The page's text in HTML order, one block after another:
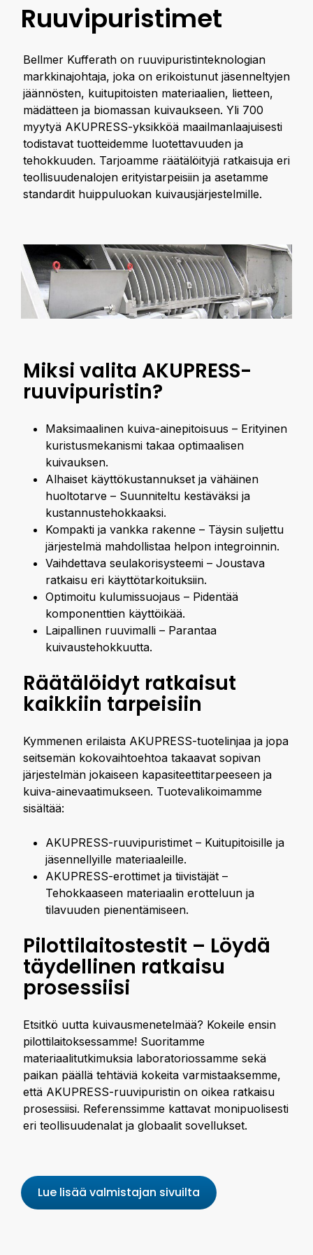
Ruuvipuristimet
Bellmer Kufferath on ruuvipuristinteknologian
markkinajohtaja, joka on erikoistunut jäsenneltyjen
jäännösten, kuitupitoisten materiaalien, lietteen,
mädätteen ja biomassan kuivaukseen. Yli 700
myytyä AKUPRESS-yksikköä maailmanlaajuisesti
todistavat tuotteidemme luotettavuuden ja
tehokkuuden. Tarjoamme räätälöityjä ratkaisuja eri
teollisuudenalojen erityistarpeisiin ja asetamme
standardit huippuluokan kuivausjärjestelmille.
Miksi valita AKUPRESS-
ruuvipuristin?
Maksimaalinen kuiva-ainepitoisuus – Erityinen
kuristusmekanismi takaa optimaalisen
kuivauksen.
Alhaiset käyttökustannukset ja vähäinen
huoltotarve – Suunniteltu kestäväksi ja
kustannustehokkaaksi.
Kompakti ja vankka rakenne – Täysin suljettu
järjestelmä mahdollistaa helpon integroinnin.
Vaihdettava seulakorisysteemi – Joustava
ratkaisu eri käyttötarkoituksiin.
Optimoitu kulumissuojaus – Pidentää
komponenttien käyttöikää.
Laipallinen ruuvimalli – Parantaa
kuivaustehokkuutta.
Räätälöidyt ratkaisut
kaikkiin tarpeisiin
Kymmenen erilaista AKUPRESS-tuotelinjaa ja jopa
seitsemän kokovaihtoehtoa takaavat sopivan
järjestelmän jokaiseen kapasiteettitarpeeseen ja
kuiva-ainevaatimukseen. Tuotevalikoimamme
sisältää:
AKUPRESS-ruuvipuristimet – Kuitupitoisille ja
jäsennellyille materiaaleille.
AKUPRESS-erottimet ja tiivistäjät –
Tehokkaaseen materiaalin erotteluun ja
tilavuuden pienentämiseen.
Pilottilaitostestit – Löydä
täydellinen ratkaisu
prosessiisi
Etsitkö uutta kuivausmenetelmää? Kokeile ensin
pilottilaitoksessamme! Suoritamme
materiaalitutkimuksia laboratoriossamme sekä
paikan päällä tehtäviä kokeita varmistaaksemme,
että AKUPRESS-ruuvipuristin on oikea ratkaisu
prosessiisi. Referenssimme kattavat monipuolisesti
eri teollisuudenalat ja globaalit sovellukset.
Lue lisää valmistajan sivuilta